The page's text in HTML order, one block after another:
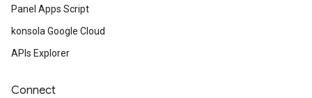
Panel Apps Script
konsola Google Cloud
APIs Explorer
Connect